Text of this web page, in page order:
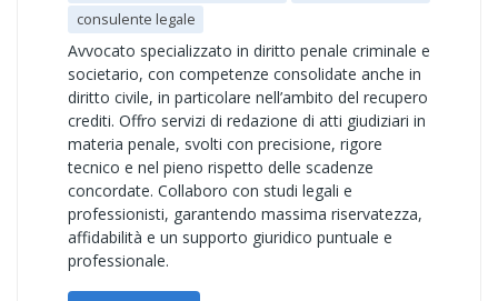
consulente legale
Avvocato specializzato in diritto penale criminale e
societario, con competenze consolidate anche in
diritto civile, in particolare nell’ambito del recupero
crediti. Offro servizi di redazione di atti giudiziari in
materia penale, svolti con precisione, rigore
tecnico e nel pieno rispetto delle scadenze
concordate. Collaboro con studi legali e
professionisti, garantendo massima riservatezza,
affidabilità e un supporto giuridico puntuale e
professionale.